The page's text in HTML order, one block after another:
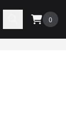
öffnen 0